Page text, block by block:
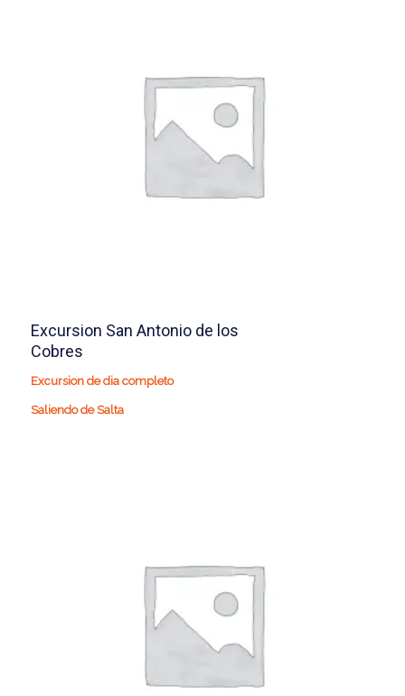
Excursion San Antonio de los
Cobres
Excursion de dia completo
Saliendo de Salta